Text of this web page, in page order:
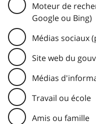
Moteur de
Google ou Bing)
Médias sociaux
Site web du
Médias
Travail ou école
Amis ou famille